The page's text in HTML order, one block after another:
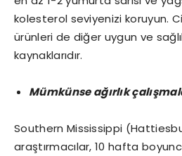
kolesterol seviyenizi koruyun.
ürünleri de diğer uygun ve
kaynaklarıdır.
Mümkünse ağırlık
Southern Mississippi
araştırmacılar, 10 hafta